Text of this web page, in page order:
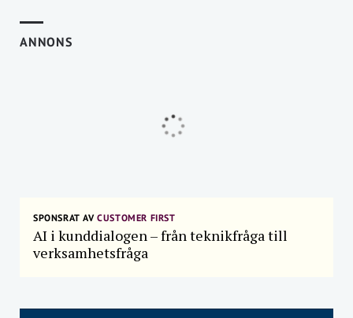
ANNONS
SPONSRAT AVCUSTOMER FIRST
AI i kunddialogen – från teknikfråga till
verksamhetsfråga